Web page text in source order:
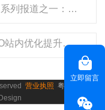
第七届《网络掘金实战总裁班》系列报道之一： 总裁齐聚，落地探讨
【案例·陶瓷行业】如何通过SEO站内优化提升广告成效？
营业执照 粤ICP备
立即留言